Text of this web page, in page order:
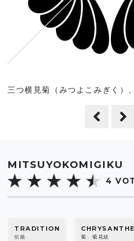
MITSUYOKOMIGIKU
4
TRADITION
伝統 菊、菊花紋
三つ横見菊（みつよこみぎく）